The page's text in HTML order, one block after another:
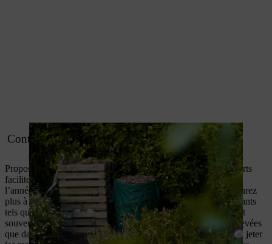
Conteneurs pour la collecte des déchets verts
Proposé par certaines municipalités, un conteneur à déchets verts
facilitera l’élimination de vos déchets végétaux tout au long de
l’année. Il est possible qu’une taxe soit à régler, mais vous n’aurez
plus à vous soucier de l’évacuation des déchets verts encombrants
tels que les branchages. Comme les déchets verts collectés sont
souvent compostés industriellement à des températures plus élevées
que dans votre composteur, vous n’aurez aucune hésitation à y jeter